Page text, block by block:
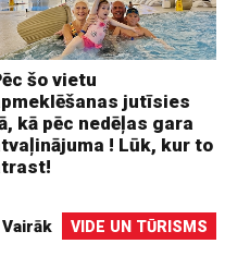
šo vietu
jutīsies
kā pēc nedēļas gara
! Lūk, kur to
Vairāk VIDE UN TŪRISMS